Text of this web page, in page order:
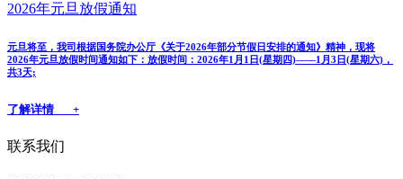
2026年元旦放假通知
元旦将至，我司根据国务院办公厅《关于2026年部分节假日安排的通知》精神，现将
2026年元旦放假时间通知如下：放假时间：2026年1月1日(星期四)——1月3日(星期六)，
共3天;
了解详情 +
联系我们